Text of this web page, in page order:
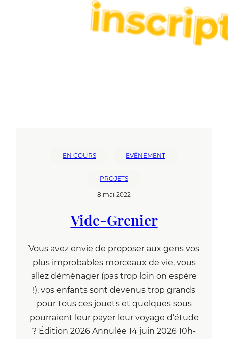
EN COURS EVÉNEMENT
PROJETS
8 mai 2022
Vide-Grenier
Vous avez envie de proposer aux gens vos
plus improbables morceaux de vie, vous
allez déménager (pas trop loin on espère
!), vos enfants sont devenus trop grands
pour tous ces jouets et quelques sous
pourraient leur payer leur voyage d’étude
? Édition 2026 Annulée 14 juin 2026 10h-